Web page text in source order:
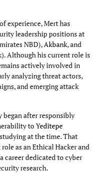
experience, Mert has
leadership positions at
NBD),Akbank, and
Although his current role is
actively involved in
analyzing threat actors,
and emerging attack
after responsibly
toYeditepe
at the time. That
as an Ethical Hacker and
career dedicated to cyber
research.